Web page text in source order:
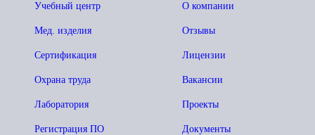
О компании
Отзывы
Лицензии
Вакансии
Проекты
Документы
Учебный центр
Мед. изделия
Сертификация
Охрана труда
Лаборатория
Регистрация ПО